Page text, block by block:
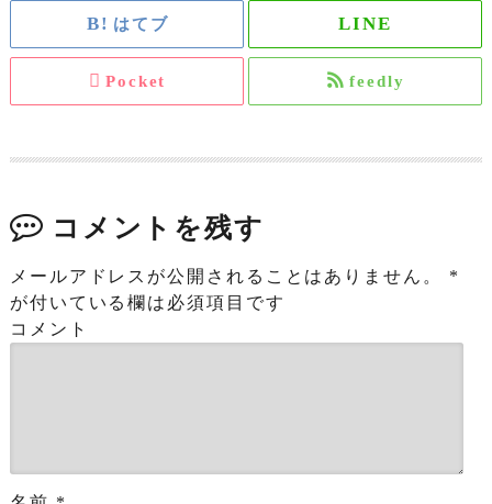
はてブ
Pocket feedly
コメントを残す
メールアドレスが公開されることはありません。
*
が付いている欄は必須項目です
コメント